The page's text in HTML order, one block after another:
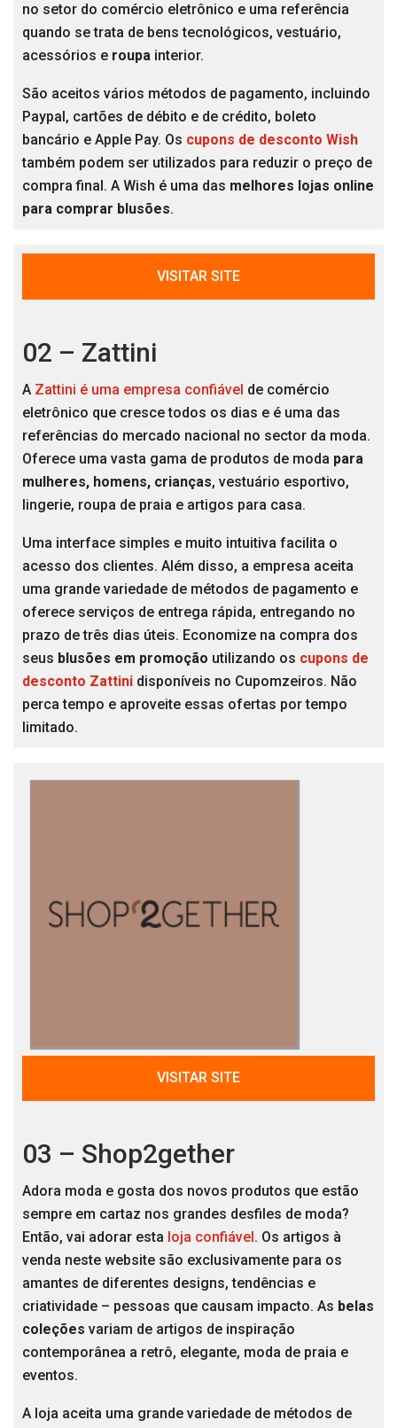
no setor do comércio eletrônico e uma referência
quando se trata de bens tecnológicos, vestuário,
acessórios e roupa interior.
São aceitos vários métodos de pagamento, incluindo
Paypal, cartões de débito e de crédito, boleto
bancário e Apple Pay. Os cupons de desconto Wish
também podem ser utilizados para reduzir o preço de
compra final. A Wish é uma das melhores lojas online
para comprar blusões.
VISITAR SITE
02 – Zattini
A Zattini é uma empresa confiável de comércio
eletrônico que cresce todos os dias e é uma das
referências do mercado nacional no sector da moda.
Oferece uma vasta gama de produtos de moda para
mulheres, homens, crianças, vestuário esportivo,
lingerie, roupa de praia e artigos para casa.
Uma interface simples e muito intuitiva facilita o
acesso dos clientes. Além disso, a empresa aceita
uma grande variedade de métodos de pagamento e
oferece serviços de entrega rápida, entregando no
prazo de três dias úteis. Economize na compra dos
seus blusões em promoção utilizando os cupons de
desconto Zattini disponíveis no Cupomzeiros. Não
perca tempo e aproveite essas ofertas por tempo
limitado.
VISITAR SITE
03 – Shop2gether
Adora moda e gosta dos novos produtos que estão
sempre em cartaz nos grandes desfiles de moda?
Então, vai adorar esta loja confiável. Os artigos à
venda neste website são exclusivamente para os
amantes de diferentes designs, tendências e
criatividade – pessoas que causam impacto. As belas
coleções variam de artigos de inspiração
contemporânea a retrô, elegante, moda de praia e
eventos.
A loja aceita uma grande variedade de métodos de